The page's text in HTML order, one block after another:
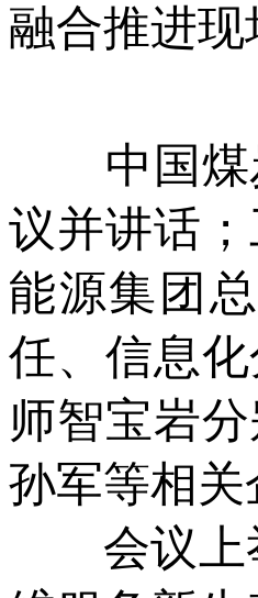
融合推进
中国煤炭
议并讲话
能源集团
任、信息
师智宝岩
孙军等相
会议上举